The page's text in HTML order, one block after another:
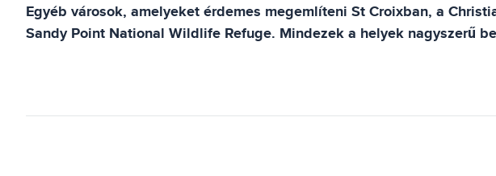
Egyéb városok, amelyeket érdemes megemlíteni St Croixban, a
Sandy Point National Wildlife Refuge. Mindezek a helyek nagyszerű